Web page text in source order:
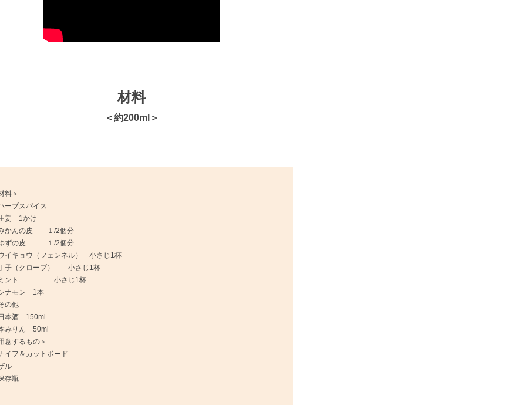
材料
＜約200ml＞
料＞
ーブスパイス
姜 1かけ
かんの皮 １/2個分
ずの皮 １/2個分
イキョウ（フェンネル） 小さじ1杯
子（クローブ） 小さじ1杯
ミント 小さじ1杯
ナモン 1本
の他
本酒 150ml
みりん 50ml
意するもの＞
イフ＆カットボード
ル
存瓶